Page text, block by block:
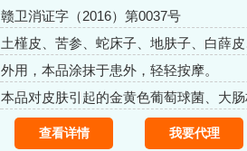
赣卫消证字（2016）第0037号
土槿皮、苦参、蛇床子、地肤子、白薛皮
百邮、铁冬青、腊酸氧已定4.50% (w/v)、
(w/w)、萃扎氟按0.50% (w/v)等。
外用，本品涂抹于患外，轻轻按摩。
查看详情 我要代理